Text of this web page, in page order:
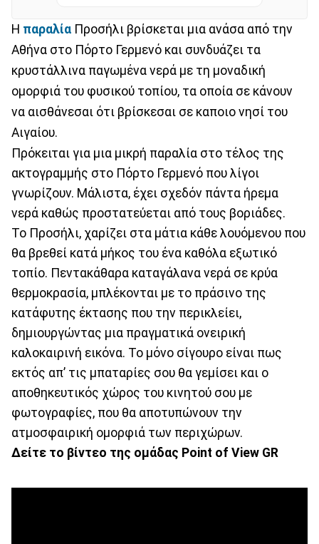
Η παραλία Προσήλι βρίσκεται μια ανάσα από την
Αθήνα στο Πόρτο Γερμενό και συνδυάζει τα
κρυστάλλινα παγωμένα νερά με τη μοναδική
ομορφιά του φυσικού τοπίου, τα οποία σε κάνουν
να αισθάνεσαι ότι βρίσκεσαι σε καποιο νησί του
Αιγαίου.
Πρόκειται για μια μικρή παραλία στο τέλος της
ακτογραμμής στο Πόρτο Γερμενό που λίγοι
γνωρίζουν. Μάλιστα, έχει σχεδόν πάντα ήρεμα
νερά καθώς προστατεύεται από τους βοριάδες.
Το Προσήλι, χαρίζει στα μάτια κάθε λουόμενου που
θα βρεθεί κατά μήκος του ένα καθόλα εξωτικό
τοπίο. Πεντακάθαρα καταγάλανα νερά σε κρύα
θερμοκρασία, μπλέκονται με το πράσινο της
κατάφυτης έκτασης που την περικλείει,
δημιουργώντας μια πραγματικά ονειρική
καλοκαιρινή εικόνα. Το μόνο σίγουρο είναι πως
εκτός απ’ τις μπαταρίες σου θα γεμίσει και ο
αποθηκευτικός χώρος του κινητού σου με
φωτογραφίες, που θα αποτυπώνουν την
ατμοσφαιρική ομορφιά των περιχώρων.
Δείτε το βίντεο της ομάδας Point of View GR